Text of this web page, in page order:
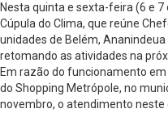
Nesta quinta e sexta-feira (6 e
Cúpula do Clima, que reúne
unidades de Belém,
retomando as atividades na
Em razão do funcionamento
do Shopping Metrópole, no
novembro, o atendimento neste